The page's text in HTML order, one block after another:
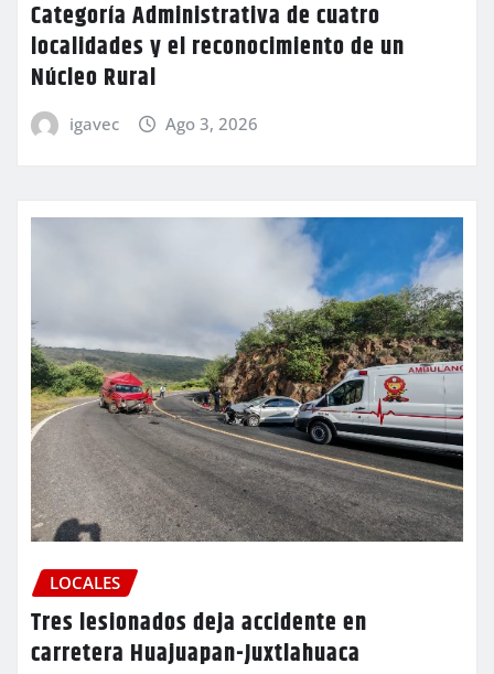
Categoría Administrativa de cuatro
localidades y el reconocimiento de un
Núcleo Rural
igavec Ago 3, 2026
LOCALES
Tres lesionados deja accidente en
carretera Huajuapan-Juxtlahuaca